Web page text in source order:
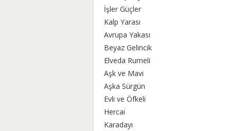
İşler Güçler
Kalp Yarası
Avrupa Yakası
Beyaz Gelincik
Elveda Rumeli
Aşk ve Mavi
Aşka Sürgün
Evli ve Öfkeli
Hercai
Karadayı